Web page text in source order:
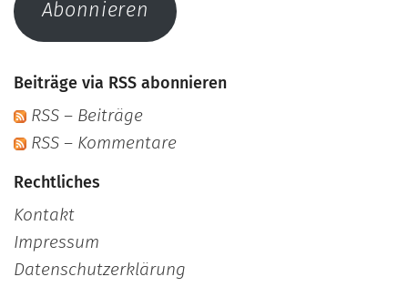
Abonnieren
Beiträge via RSS abonnieren
RSS – Beiträge
RSS – Kommentare
Rechtliches
Kontakt
Impressum
Datenschutzerklärung